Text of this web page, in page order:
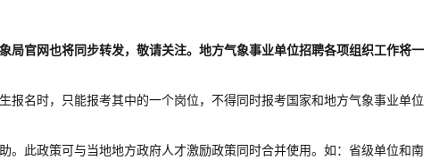
官网也将同步转发，敬请关注。地方气象事业单位招聘各项组织工作将一
名时，只能报考其中的一个岗位，不得同时报考国家和地方气象事业单位
此政策可与当地地方政府人才激励政策同时合并使用。如：省级单位和南